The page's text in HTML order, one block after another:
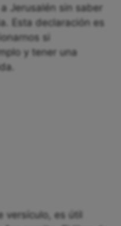
Jerusalén sin saber
Esta declaración es
si
y tener una
es útil